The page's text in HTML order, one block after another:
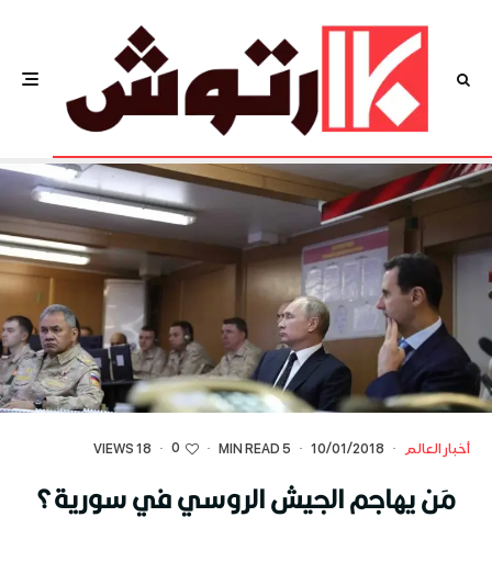
أخبار العالم ·
10/01/2018
·
5 MIN READ
·
0
·
18 VIEWS
مَن يهاجم الجيش الروسي في سورية؟